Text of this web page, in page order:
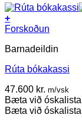
+
Forskoðun
Barnadeildin
Rúta bókakassi
47.600 kr. m/vsk
Bæta við óskalista
Bæta við óskalista